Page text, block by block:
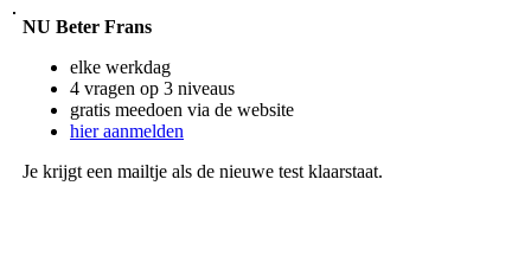
NU Beter Frans
elke werkdag
4 vragen op 3 niveaus
gratis meedoen via de website
hier aanmelden
Je krijgt een mailtje als de nieuwe test klaarstaat.